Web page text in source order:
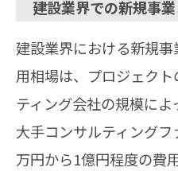
建設業界での新規事
建設業界における新規
用相場は、プロジェク
ティング会社の規模によ
大手コンサルティング
万円から1億円程度の費